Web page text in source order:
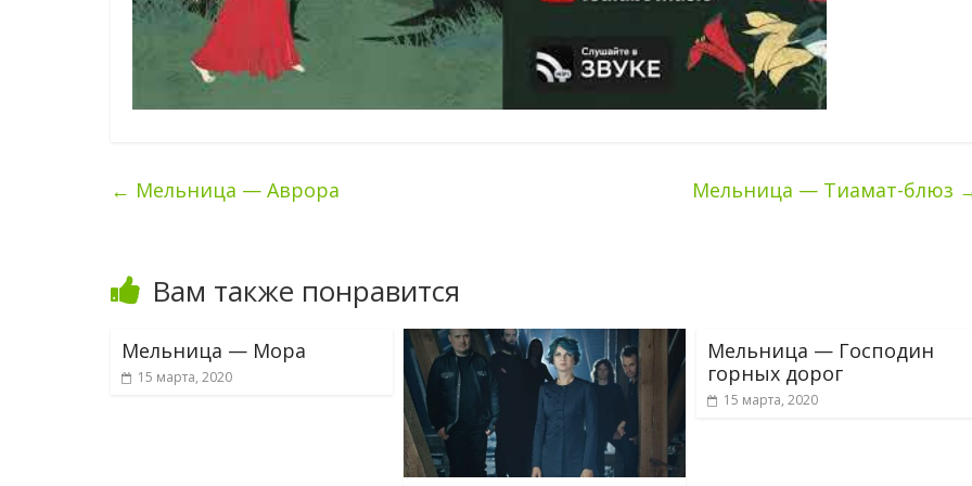
← Мельница — Аврора Мельница — Тиамат-блюз
Вам также понравится
Мельница — Мора
15 марта, 2020
Мельница — Господин
горных дорог
15 марта, 2020